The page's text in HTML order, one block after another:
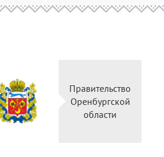
Правительство
Оренбургской
области